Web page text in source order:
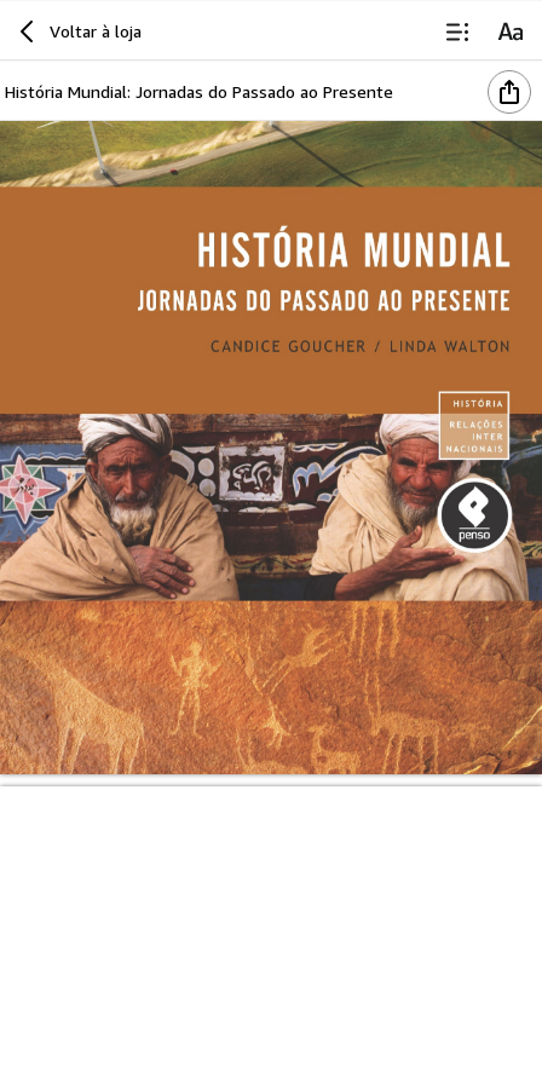
Voltar à loja
História Mundial: Jornadas do Passado ao Presente